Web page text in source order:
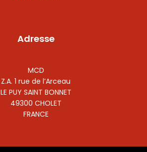
Adresse
MCD
Z.A. 1 rue de l’Arceau
LE PUY SAINT BONNET
49300 CHOLET
FRANCE